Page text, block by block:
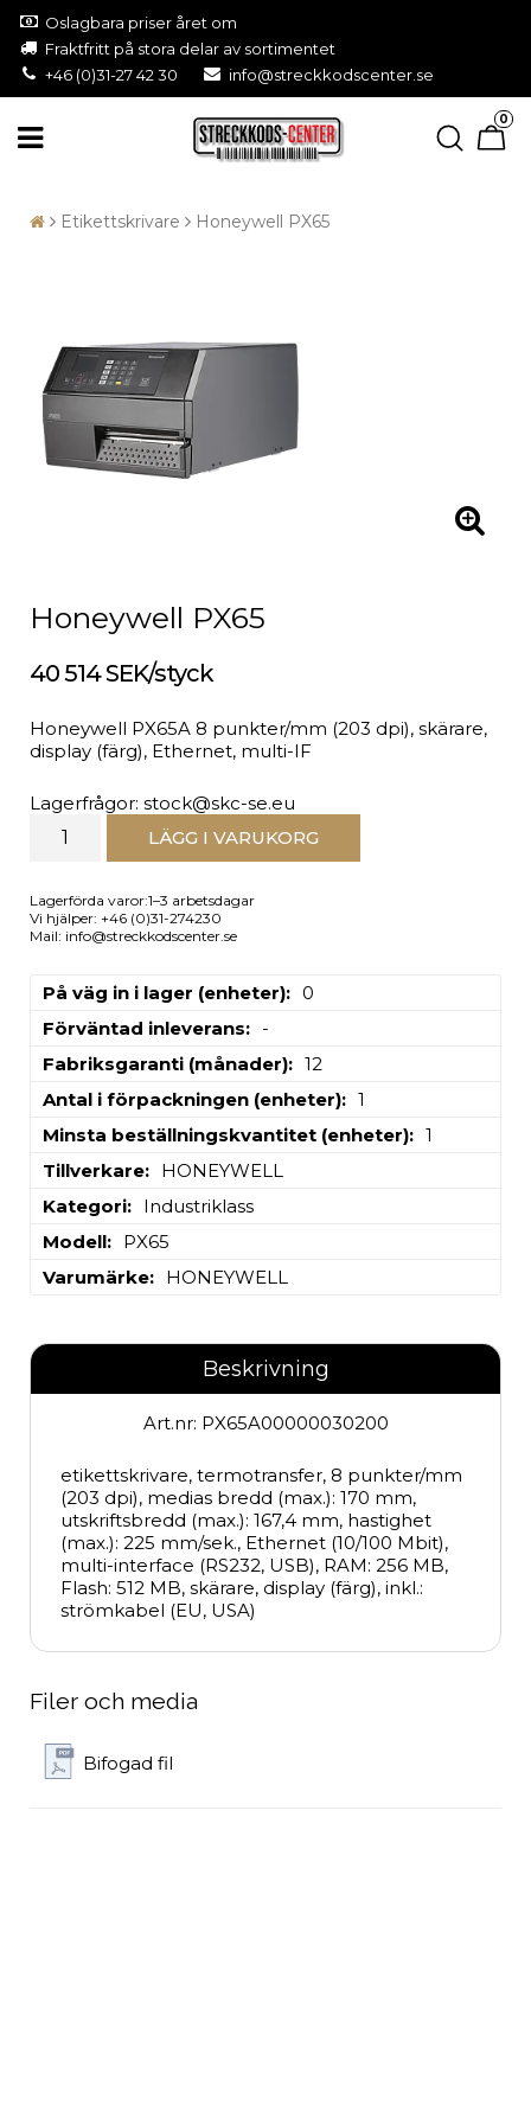
Oslagbara priser året om
Fraktfritt på stora delar av sortimentet
+46 (0)31-27 42 30
info@streckkodscenter.se
0
Etikettskrivare Honeywell PX65
Honeywell PX65
40 514 SEK/styck
Honeywell PX65A 8 punkter/mm (203 dpi), skärare,
display (färg), Ethernet, multi-IF
Lagerfrågor: stock@skc-se.eu
LÄGG I VARUKORG
Lagerförda varor:1–3 arbetsdagar
Vi hjälper: +46 (0)31-274230
Mail: info@streckkodscenter.se
På väg in i lager (enheter)
0
Förväntad inleverans
-
Fabriksgaranti (månader)
12
Antal i förpackningen (enheter)
1
Minsta beställningskvantitet (enheter)
1
Tillverkare
HONEYWELL
Kategori
Industriklass
Modell
PX65
Varumärke
HONEYWELL
Beskrivning
Art.nr: PX65A00000030200
etikettskrivare, termotransfer, 8 punkter/mm
(203 dpi), medias bredd (max.): 170 mm,
utskriftsbredd (max.): 167,4 mm, hastighet
(max.): 225 mm/sek., Ethernet (10/100 Mbit),
multi-interface (RS232, USB), RAM: 256 MB,
Flash: 512 MB, skärare, display (färg), inkl.:
strömkabel (EU, USA)
Filer och media
Bifogad fil